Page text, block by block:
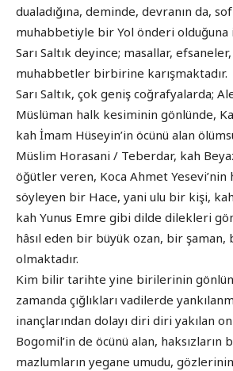
dualadığına, deminde, devranın da,
muhabbetiyle bir Yol önderi olduğuna
Sarı Saltık deyince; masallar,
muhabbetler birbirine karışmaktadır.
Sarı Saltık, çok geniş coğrafyalarda;
Müslüman halk kesiminin gönlünde,
kah İmam Hüseyin’in öcünü alan
Müslim Horasani / Teberdar, kah
öğütler veren, Koca Ahmet
söyleyen bir Hace, yani ulu bir kişi,
kah Yunus Emre gibi dilde dilekleri
hâsıl eden bir büyük ozan, bir
olmaktadır.
Kim bilir tarihte yine birilerinin
zamanda çığlıkları vadilerde
inançlarından dolayı diri diri yakılan
Bogomil’in de öcünü alan, haksızların
mazlumların yegane umudu, gözlerinin